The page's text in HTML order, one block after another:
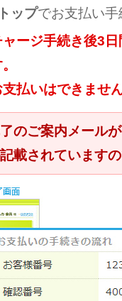
ップでお支払い
ージ手続き後3
払いはできませ
のご案内メール
載されています